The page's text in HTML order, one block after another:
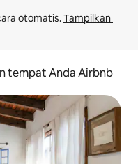
otomatis. Tampilkan
tempat Anda Airbnb